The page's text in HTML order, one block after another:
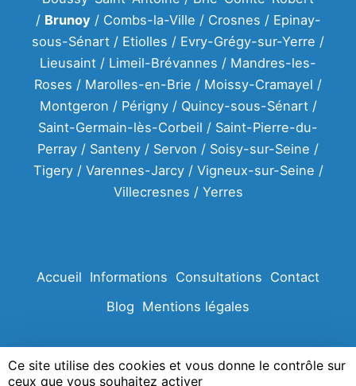
/ Brunoy/ Combs-la-Ville / Crosnes / Epinay-
sous-Sénart / Etiolles / Evry-Grégy-sur-Yerre /
Lieusaint / Limeil-Brévannes / Mandres-les-
Roses / Marolles-en-Brie / Moissy-Cramayel /
Montgeron / Périgny / Quincy-sous-Sénart /
Saint-Germain-lès-Corbeil / Saint-Pierre-du-
Perray / Santeny / Servon / Soisy-sur-Seine /
Tigery / Varennes-Jarcy / Vigneux-sur-Seine /
Villecresnes / Yerres
Accueil Informations Consultations Contact
Blog Mentions légales
Ce site utilise des cookies et vous donne le contrôle sur
ceux que vous souhaitez activer